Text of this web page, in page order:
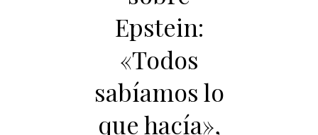
Epstein:
«Todos
sabíamos lo
que hacía»,